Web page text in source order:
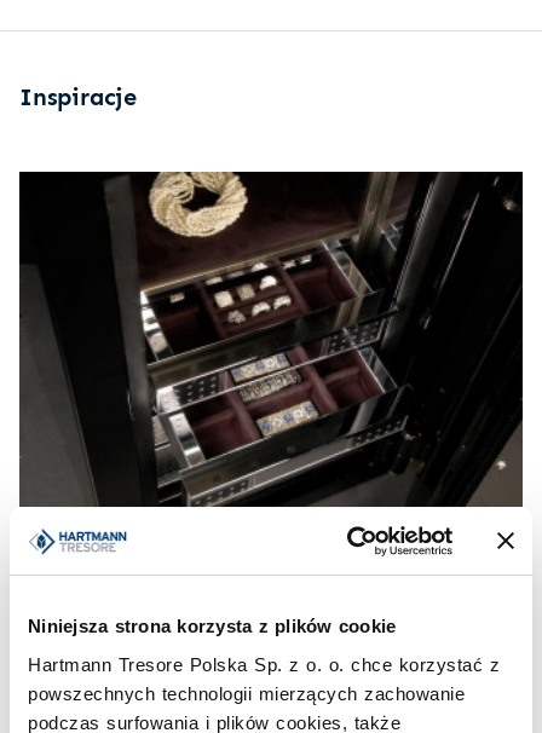
Niniejsza strona korzysta z plików cookie
Hartmann Tresore Polska Sp. z o. o. chce korzystać z
powszechnych technologii mierzących zachowanie
podczas surfowania i plików cookies, także
Inspiracje